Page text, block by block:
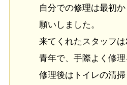
自分での修理は最初
願いしました。
来てくれたスタッフ
青年で、手際よく修理
修理後はトイレの清